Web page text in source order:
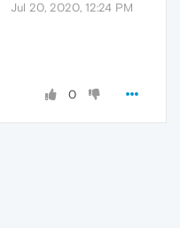
Jul 20, 2020, 12:24 PM
0